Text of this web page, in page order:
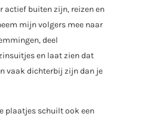
actief buiten zijn, reizen en
mijn volgers mee naar
deel
en laat zien dat
vaak dichterbij zijn dan je
plaatjes schuilt ook een